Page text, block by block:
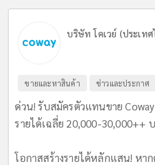
บริษัท โคเวย์ (ประเท
ขายและหาสินค้า ข่าวและประกาศ
ด่วน! รับสมัครตัวแทนขาย
รายได้เฉลี่ย 20,000-30,000++
โอกาสสร้างรายได้หลักแสน! หา